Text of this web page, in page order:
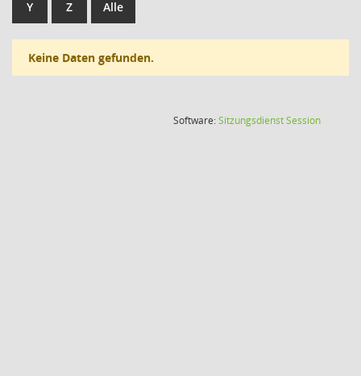
Y Z Alle
Keine Daten gefunden.
Software:SitzungsdienstSession(Wird in